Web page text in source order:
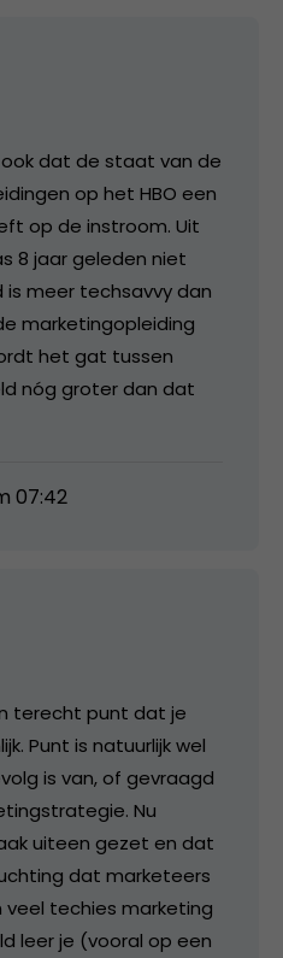
dat de staat van de
op het HBO een
op de instroom. Uit
8 jaar geleden niet
is meer techsavvy dan
marketingopleiding
het gat tussen
nóg groter dan dat
07:42
terecht punt dat je
Punt is natuurlijk wel
is van, of gevraagd
Nu
uiteen gezet en dat
dat marketeers
techies marketing
leer je (vooral op een